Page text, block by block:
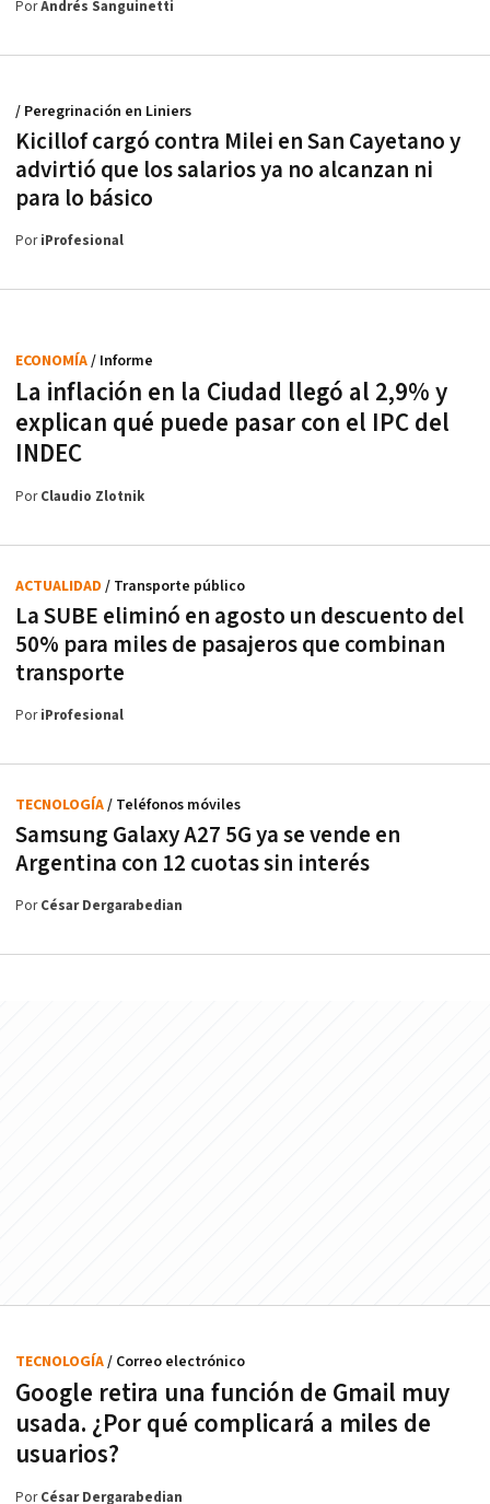
PorAndrés Sanguinetti
Kicillof cargó contra Milei en San Cayetano y
advirtió que los salarios ya no alcanzan ni
para lo básico
/ Peregrinación en Liniers
PoriProfesional
La inflación en la Ciudad llegó al 2,9% y
explican qué puede pasar con el IPC del
INDEC
ECONOMÍA/ Informe
PorClaudio Zlotnik
La SUBE eliminó en agosto un descuento del
50% para miles de pasajeros que combinan
transporte
ACTUALIDAD / Transporte público
PoriProfesional
Samsung Galaxy A27 5G ya se vende en
Argentina con 12 cuotas sin interés
TECNOLOGÍA/ Teléfonos móviles
PorCésar Dergarabedian
Google retira una función de Gmail muy
usada. ¿Por qué complicará a miles de
usuarios?
TECNOLOGÍA/ Correo electrónico
PorCésar Dergarabedian